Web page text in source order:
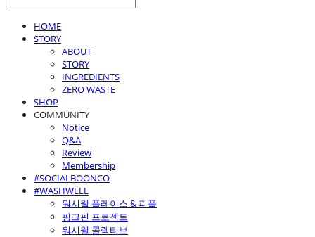
HOME
STORY
ABOUT
STORY
INGREDIENTS
ZERO WASTE
SHOP
COMMUNITY
Notice
Q&A
Review
Membership
#SOCIALBOONCO
#WASHWELL
워시웰 플레이스 & 피플
핑크핀 프로젝트
워시웰 콜렉티브